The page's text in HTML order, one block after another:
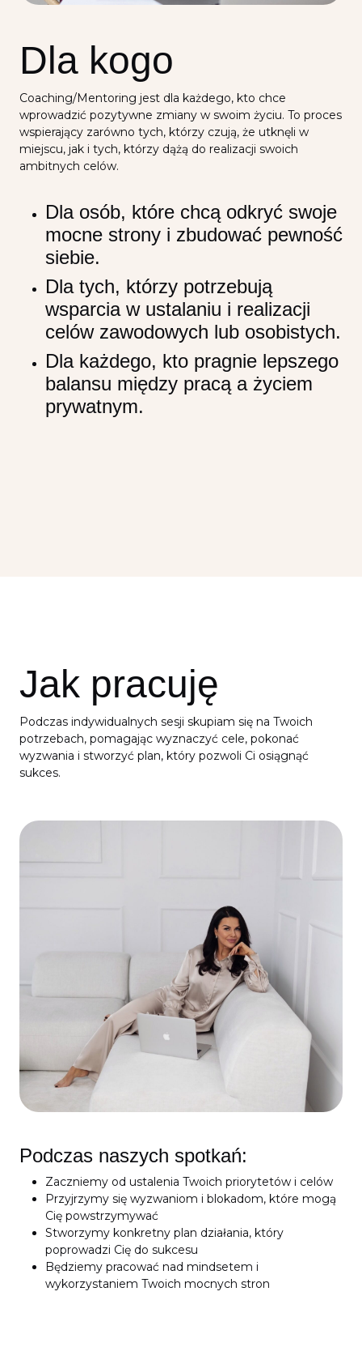
Dla kogo
Coaching/Mentoring jest dla każdego, kto chce
wprowadzić pozytywne zmiany w swoim życiu. To proces
wspierający zarówno tych, którzy czują, że utknęli w
miejscu, jak i tych, którzy dążą do realizacji swoich
ambitnych celów.
Dla osób, które chcą odkryć swoje
mocne strony i zbudować pewność
siebie.
Dla tych, którzy potrzebują
wsparcia w ustalaniu i realizacji
celów zawodowych lub osobistych.
Dla każdego, kto pragnie lepszego
balansu między pracą a życiem
prywatnym.
Jak pracuję
Podczas indywidualnych sesji skupiam się na Twoich
potrzebach, pomagając wyznaczyć cele, pokonać
wyzwania i stworzyć plan, który pozwoli Ci osiągnąć
sukces.
Podczas naszych spotkań:
Zaczniemy od ustalenia Twoich priorytetów i celów
Przyjrzymy się wyzwaniom i blokadom, które mogą
Cię powstrzymywać
Stworzymy konkretny plan działania, który
poprowadzi Cię do sukcesu
Będziemy pracować nad mindsetem i
wykorzystaniem Twoich mocnych stron